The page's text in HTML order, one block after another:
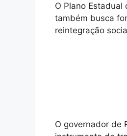
O Plano
também busca
reintegração
O governador de